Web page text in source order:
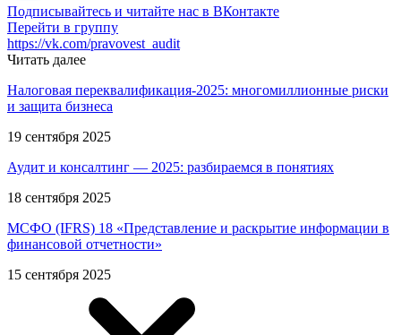
Подписывайтесь и читайте нас в ВКонтакте
Перейти в группу
https://vk.com/pravovest_audit
Читать далее
Налоговая переквалификация-2025: многомиллионные риски
и защита бизнеса
19 сентября 2025
Аудит и консалтинг — 2025: разбираемся в понятиях
18 сентября 2025
МСФО (IFRS) 18 «Представление и раскрытие информации в
финансовой отчетности»
15 сентября 2025